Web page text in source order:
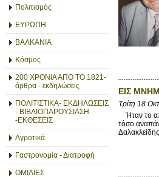
Πολιτισμός
ΕΥΡΩΠΗ
ΒΑΛΚΑΝΙΑ
Κόσμος
200 ΧΡΟΝΙΑ ΑΠΟ ΤΟ 1821-
άρθρα - εκδηλώσεις
ΠΟΛΙΤΙΣΤΙΚΑ- ΕΚΔΗΛΩΣΕΙΣ
- ΒΙΒΛΙΟΠΑΡΟΥΣΙΑΣΗ
-ΕΚΘΕΣΕΙΣ
Αγροτικά
Γαστρονομία - Διατροφή
ΟΜΙΛΙΕΣ
ΕΙΣ
Τρίτη 18
Ήταν το
τόσο